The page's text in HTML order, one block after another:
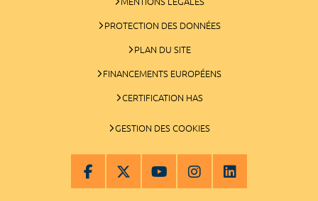
PROTECTION DES DONNÉES
PLAN DU SITE
FINANCEMENTS EUROPÉENS
CERTIFICATION HAS
GESTION DES COOKIES